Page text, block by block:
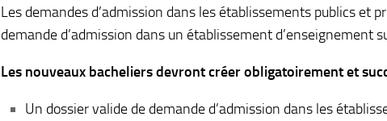
Les demandes d’admission dans les établissements publics et
demande d’admission dans un établissement d’enseignement
Les nouveaux bacheliers devront créer obligatoirement et
Un dossier valide de demande d’admission dans les